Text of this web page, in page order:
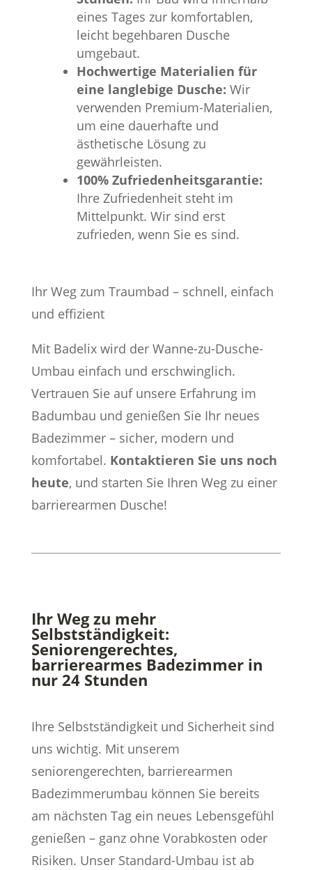
eines Tages zur komfortablen,
leicht begehbaren Dusche
umgebaut.
Hochwertige Materialien für
eine langlebige Dusche: Wir
verwenden Premium-Materialien,
um eine dauerhafte und
ästhetische Lösung zu
gewährleisten.
100% Zufriedenheitsgarantie:
Ihre Zufriedenheit steht im
Mittelpunkt. Wir sind erst
zufrieden, wenn Sie es sind.
Ihr Weg zum Traumbad – schnell, einfach
und effizient
Mit Badelix wird der Wanne-zu-Dusche-
Umbau einfach und erschwinglich.
Vertrauen Sie auf unsere Erfahrung im
Badumbau und genießen Sie Ihr neues
Badezimmer – sicher, modern und
komfortabel. Kontaktieren Sie uns noch
heute, und starten Sie Ihren Weg zu einer
barrierearmen Dusche!
Ihr Weg zu mehr
Selbstständigkeit:
Seniorengerechtes,
barrierearmes Badezimmer in
nur 24 Stunden
Ihre Selbstständigkeit und Sicherheit sind
uns wichtig. Mit unserem
seniorengerechten, barrierearmen
Badezimmerumbau können Sie bereits
am nächsten Tag ein neues Lebensgefühl
genießen – ganz ohne Vorabkosten oder
Risiken. Unser Standard-Umbau ist ab